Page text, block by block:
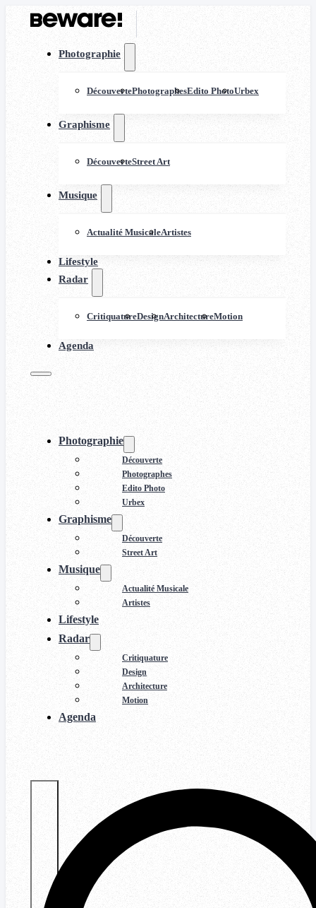
Photographie
DécouvertePhotographesEdito PhotoUrbex
Graphisme
DécouverteStreet Art
Musique
Actualité MusicaleArtistes
Lifestyle
Radar
CritiquatureDesignArchitectureMotion
Agenda
Photographie
Découverte
Photographes
Edito Photo
Urbex
Graphisme
Découverte
Street Art
Musique
Actualité Musicale
Artistes
Lifestyle
Radar
Critiquature
Design
Architecture
Motion
Agenda